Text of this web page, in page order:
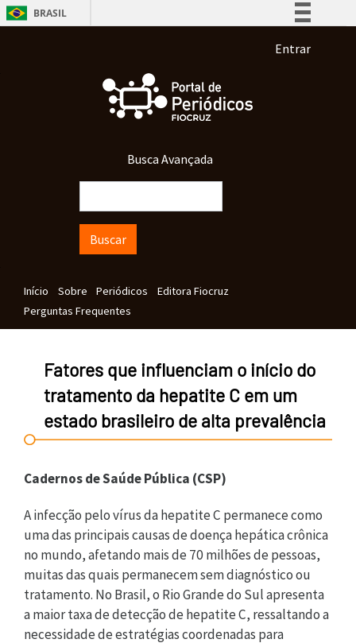
Pular para o conteúdo principal
BRASIL
Participe
Acesso à informação
Menu de
Entrar
Busca Avançada
Navegação principal
Início Sobre Periódicos
Editora Fiocruz
Perguntas Frequentes
Fatores que influenciam o início do
tratamento da hepatite C em um
estado brasileiro de alta prevalência
Cadernos de Saúde Pública (CSP)
A infecção pelo vírus da hepatite C permanece como
uma das principais causas de doença hepática crônica
no mundo, afetando mais de 70 milhões de pessoas,
muitas das quais permanecem sem diagnóstico ou
tratamento. No Brasil, o Rio Grande do Sul apresenta
a maior taxa de detecção de hepatite C, ressaltando a
necessidade de estratégias coordenadas para